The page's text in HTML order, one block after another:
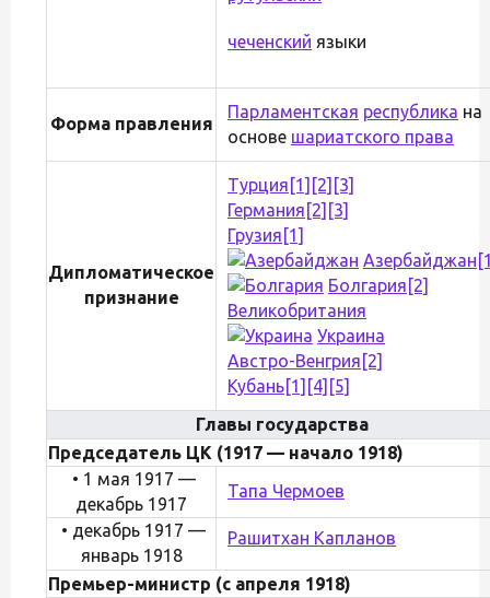
чеченский языки
Форма правления
Парламентская республика на
основе шариатского права
Дипломатическое
признание
Турция [1] [2] [3]
Германия [2] [3]
Грузия [1]
Азербайджан
Болгария [2]
Великобритания
Украина
Австро-Венгрия [2]
Кубань[1] [4] [5]
Главы государства
Председатель ЦК (1917 — начало 1918)
• 1 мая 1917 —
декабрь 1917
Тапа Чермоев
• декабрь 1917 —
январь 1918
Рашитхан Капланов
Премьер-министр (с апреля 1918)